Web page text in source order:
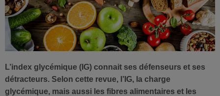
L’index glycémique (IG) connait ses défenseurs et ses
détracteurs. Selon cette revue, l’IG, la charge
glycémique, mais aussi les fibres alimentaires et les